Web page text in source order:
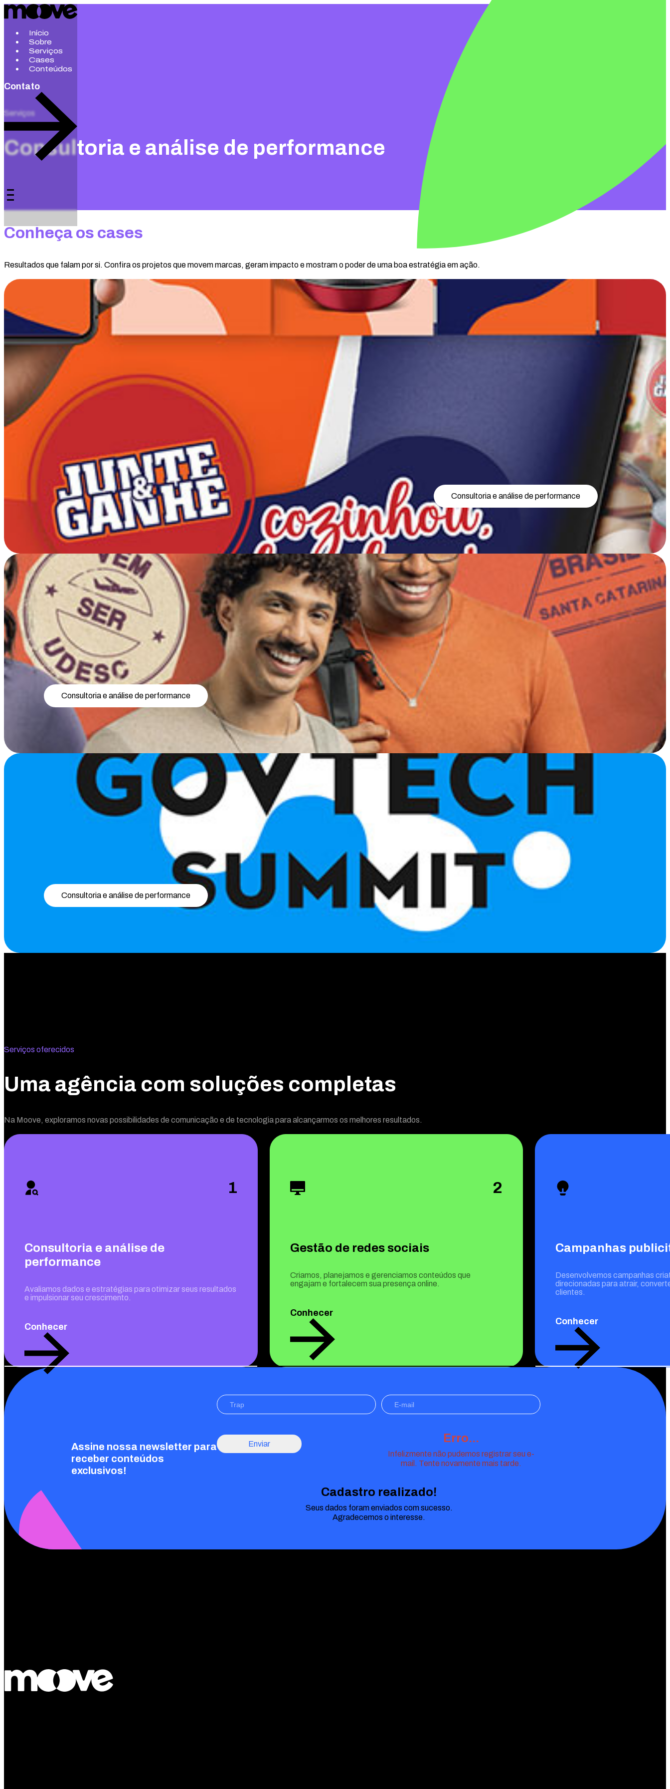
Início
Sobre
Serviços
Cases
Conteúdos
Contato
Serviços
Consultoria e análise de performance
Conheça os cases
Resultados que falam por si. Confira os projetos que movem marcas, geram impacto e mostram o poder de uma boa estratégia em ação.
Diário Gaúcho: Estratégia de Comunicação e Performance Consultoria e análise de performance
Performance para o Vestibular de Verão 2025 da Udesc
Consultoria e análise de performance
GovTech Summit: Consultoria e Análise de Performance
Consultoria e análise de performance
Serviços oferecidos
Uma agência com soluções completas
Na Moove, exploramos novas possibilidades de comunicação e de tecnologia para alcançarmos os melhores resultados.
1
Consultoria e análise de
performance
Avaliamos dados e estratégias para otimizar seus resultados
e impulsionar seu crescimento.
Conhecer
2
Gestão de redes sociais
Criamos, planejamos e gerenciamos conteúdos que
engajam e fortalecem sua presença online.
Conhecer
Campanhas
Desenvolvemos campanhas
direcionadas para atrair,
clientes.
Conhecer
Assine nossa newsletter para
receber conteúdos
exclusivos!
Enviar Erro...
Infelizmente não pudemos registrar seu e-
mail. Tente novamente mais tarde.
Cadastro realizado!
Seus dados foram enviados com sucesso.
Agradecemos o interesse.